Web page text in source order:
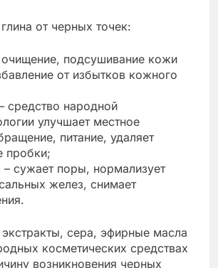
от черных точек:
очищение, подсушивание кожи
от избытков кожного
средство народной
улучшает местное
питание, удаляет
пробки;
– сужает поры, нормализует
желез, снимает
экстракты, сера, эфирные масла
косметических средствах
возникновения черных